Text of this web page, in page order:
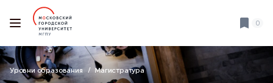
0
Уровни образования Магистратура